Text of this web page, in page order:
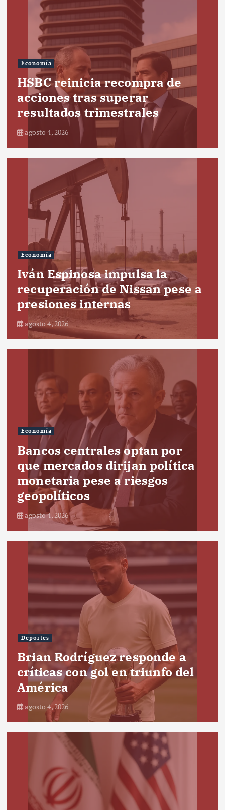
Economía
HSBC reinicia recompra de
acciones tras superar
resultados trimestrales
agosto 4, 2026
Economía
Iván Espinosa impulsa la
recuperación de Nissan pese a
presiones internas
agosto 4, 2026
Economía
Bancos centrales optan por
que mercados dirijan política
monetaria pese a riesgos
geopolíticos
agosto 4, 2026
Deportes
Brian Rodríguez responde a
críticas con gol en triunfo del
América
agosto 4, 2026